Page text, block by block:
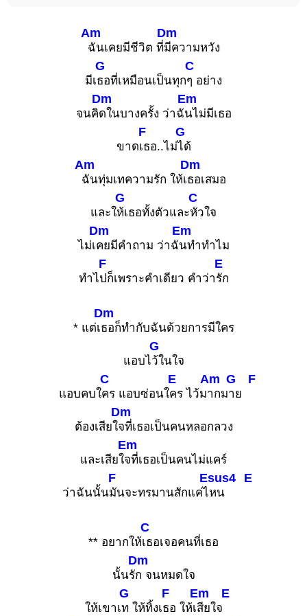
Am
ฉันเคยมีชีวิต ที่
Dm
มีความหวัง
มีเ
G
ธอที่เหมือนเป็นทุก
C
ๆ อย่าง
จนคิ
Dm
ดในบางครั้ง ว่าฉั
Em
นไม่มีเธอ
ขาด
F
เธอ..ไม่
G
ได้
Am
ฉันทุ่มเทความรัก ให้เ
Dm
ธอเสมอ
และใ
G
ห้เธอทั้งตัวและ
C
หัวใจ
ไม่เ
Dm
คยมีคำถาม ว่าฉั
Em
นทำทำไม
ทำไ
F
ปก็เพราะคำเดียว คำว่า
E
รัก
* แต่เ
Dm
ธอก็ทำกับฉันด้วยการมีใคร
แอบไ
G
ว้ในใจ
แอบคบใ
C
คร แอบซ่อนใ
E
คร ไว้ม
Am
ากม
G
าย
F
ต้องเสียใ
Dm
จที่เธอเป็นคนหลอกลวง
และเสียใ
Em
จที่เธอเป็นคนไม่แคร์
ว่าฉันนั้น
F
มันจะทรมานสักแค่ไ
Esus4
หน
E
** อยากให้
C
เธอเจอคนที่เธอ
นั้นรั
Dm
ก จนหมดใจ
ให้เขาเ
G
ท ให้ทิ้งเ
F
ธอ ให้เ
Em
สียใจ
E